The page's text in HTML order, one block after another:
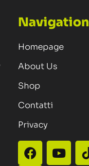
Navigation
Homepage
About Us
Shop
Contatti
Privacy